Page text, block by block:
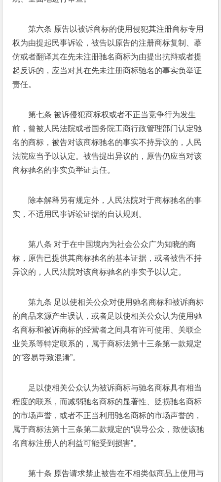
第六条 原告以被诉商标的使用侵犯其注册商标专用
权为由提起民事诉讼，被告以原告的注册商标复制、摹
仿或者翻译其在先未注册驰名商标为由提出抗辩或者提
起反诉的，应当对其在先未注册商标驰名的事实负举证
责任。
第七条 被诉侵犯商标权或者不正当竞争行为发生
前，曾被人民法院或者国务院工商行政管理部门认定驰
名的商标，被告对该商标驰名的事实不持异议的，人民
法院应当予以认定。被告提出异议的，原告仍应当对该
商标驰名的事实负举证责任。
除本解释另有规定外，人民法院对于商标驰名的事
实，不适用民事诉讼证据的自认规则。
第八条 对于在中国境内为社会公众广为知晓的商
标，原告已提供其商标驰名的基本证据，或者被告不持
异议的，人民法院对该商标驰名的事实予以认定。
第九条 足以使相关公众对使用驰名商标和被诉商标
的商品来源产生误认，或者足以使相关公众认为使用驰
名商标和被诉商标的经营者之间具有许可使用、关联企
业关系等特定联系的，属于商标法第十三条第一款规定
的“容易导致混淆”。
足以使相关公众认为被诉商标与驰名商标具有相当
程度的联系，而减弱驰名商标的显著性、贬损驰名商标
的市场声誉，或者不正当利用驰名商标的市场声誉的，
属于商标法第十三条第二款规定的“误导公众，致使该驰
名商标注册人的利益可能受到损害”。
第十条 原告请求禁止被告在不相类似商品上使用与